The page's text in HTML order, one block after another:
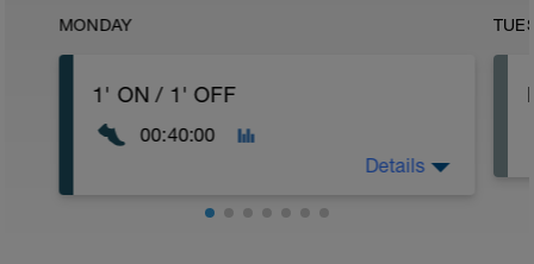
MONDAY
1' ON / 1' OFF
00:40:00
Details